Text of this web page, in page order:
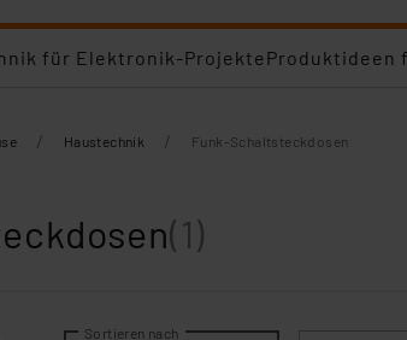
für Elektronik-ProjekteProduktideen
/ Haustechnik / Funk-Schaltsteckdosen
(1)
Sortieren nach